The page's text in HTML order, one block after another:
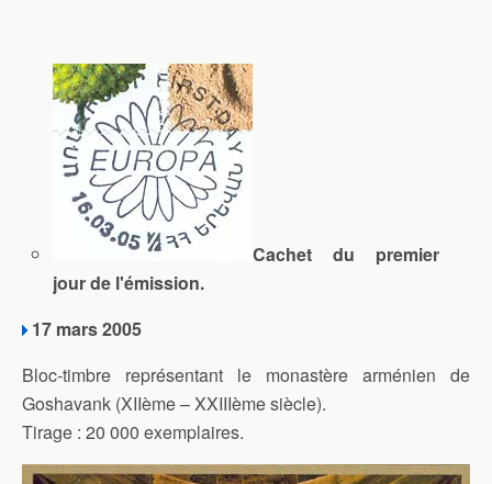
Cachet du premier
jour de l'émission.
17 mars 2005
Bloc-timbre représentant le monastère arménien de
Goshavank (XIIème – XXIIIème siècle).
Tirage : 20 000 exemplaires.